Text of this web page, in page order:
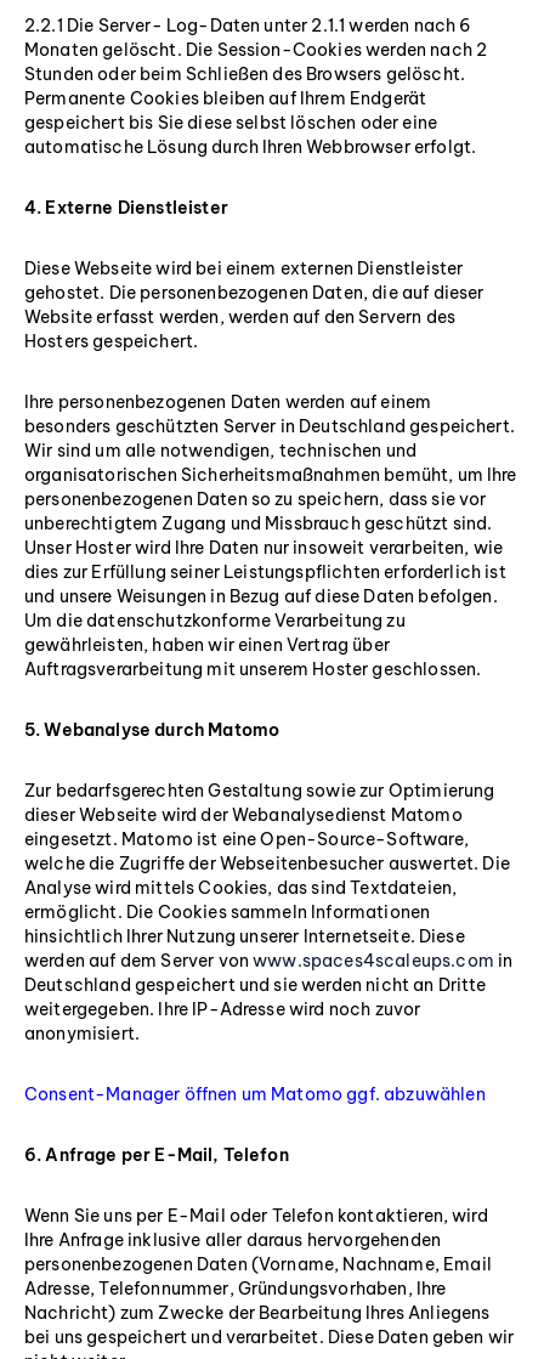
2.2.1 Die Server- Log-Daten unter 2.1.1 werden nach 6
Monaten gelöscht. Die Session-Cookies werden nach 2
Stunden oder beim Schließen des Browsers gelöscht.
Permanente Cookies bleiben auf Ihrem Endgerät
gespeichert bis Sie diese selbst löschen oder eine
automatische Lösung durch Ihren Webbrowser erfolgt.
4. Externe Dienstleister
Diese Webseite wird bei einem externen Dienstleister
gehostet. Die personenbezogenen Daten, die auf dieser
Website erfasst werden, werden auf den Servern des
Hosters gespeichert.
Ihre personenbezogenen Daten werden auf einem
besonders geschützten Server in Deutschland gespeichert.
Wir sind um alle notwendigen, technischen und
organisatorischen Sicherheitsmaßnahmen bemüht, um Ihre
personenbezogenen Daten so zu speichern, dass sie vor
unberechtigtem Zugang und Missbrauch geschützt sind.
Unser Hoster wird Ihre Daten nur insoweit verarbeiten, wie
dies zur Erfüllung seiner Leistungspflichten erforderlich ist
und unsere Weisungen in Bezug auf diese Daten befolgen.
Um die datenschutzkonforme Verarbeitung zu
gewährleisten, haben wir einen Vertrag über
Auftragsverarbeitung mit unserem Hoster geschlossen.
5. Webanalyse durch Matomo
Zur bedarfsgerechten Gestaltung sowie zur Optimierung
dieser Webseite wird der Webanalysedienst Matomo
eingesetzt. Matomo ist eine Open-Source-Software,
welche die Zugriffe der Webseitenbesucher auswertet. Die
Analyse wird mittels Cookies, das sind Textdateien,
ermöglicht. Die Cookies sammeln Informationen
hinsichtlich Ihrer Nutzung unserer Internetseite. Diese
werden auf dem Server vonwww.spaces4scaleups.com in
Deutschland gespeichert und sie werden nicht an Dritte
weitergegeben. Ihre IP-Adresse wird noch zuvor
anonymisiert.
Consent-Manager öffnen um Matomo ggf. abzuwählen
6. Anfrage per E-Mail, Telefon
Wenn Sie uns per E-Mail oder Telefon kontaktieren, wird
Ihre Anfrage inklusive aller daraus hervorgehenden
personenbezogenen Daten (Vorname, Nachname, Email
Adresse, Telefonnummer, Gründungsvorhaben, Ihre
Nachricht) zum Zwecke der Bearbeitung Ihres Anliegens
bei uns gespeichert und verarbeitet. Diese Daten geben wir